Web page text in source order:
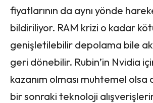
fiyatlarının da aynı yönde
bildiriliyor. RAM krizi o kadar
genişletilebilir depolama bile
geri dönebilir. Rubin’in Nvidia
kazanım olması muhtemel
bir sonraki teknoloji